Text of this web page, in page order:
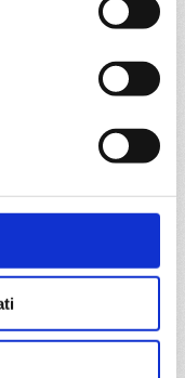
Island,
conMSC